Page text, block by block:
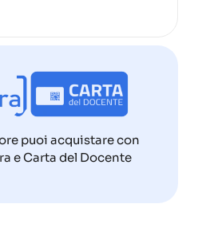
puoi acquistare con
e Carta del Docente